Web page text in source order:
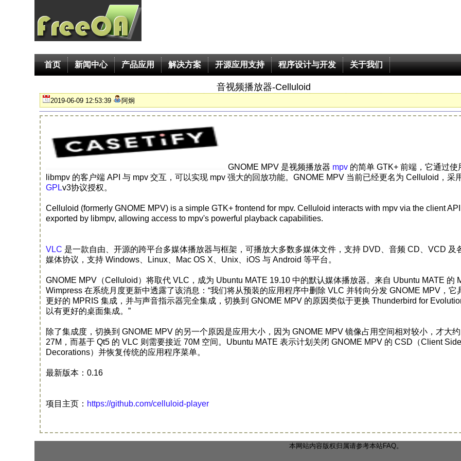
首页 新闻中心 产品应用 解决方案 开源应用支持 程序设计与开发 关于我们
音视频播放器-Celluloid
2019-06-09 12:53:39 阿炯
GNOME MPV 是视频播放器 mpv 的简单 GTK+ 前端，它通过使
libmpv 的客户端 API 与 mpv 交互，可以实现 mpv 强大的回放功能。GNOME MPV 当前已经更名为 Celluloid，采
GPLv3协议授权。
Celluloid (formerly GNOME MPV) is a simple GTK+ frontend for mpv. Celluloid interacts with mpv via the client API
exported by libmpv, allowing access to mpv's powerful playback capabilities.
VLC 是一款自由、开源的跨平台多媒体播放器与框架，可播放大多数多媒体文件，支持 DVD、音频 CD、VCD 及
媒体协议，支持 Windows、Linux、Mac OS X、Unix、iOS 与 Android 等平台。
GNOME MPV（Celluloid）将取代 VLC，成为 Ubuntu MATE 19.10 中的默认媒体播放器。来自 Ubuntu MATE 的
Wimpress 在系统月度更新中透露了该消息：“我们将从预装的应用程序中删除 VLC 并转向分发 GNOME MPV，它
更好的 MPRIS 集成，并与声音指示器完全集成，切换到 GNOME MPV 的原因类似于更换 Thunderbird for
以有更好的桌面集成。”
除了集成度，切换到 GNOME MPV 的另一个原因是应用大小，因为 GNOME MPV 镜像占用空间相对较小，才大约
27M，而基于 Qt5 的 VLC 则需要接近 70M 空间。Ubuntu MATE 表示计划关闭 GNOME MPV 的 CSD（Client
Decorations）并恢复传统的应用程序菜单。
最新版本：0.16
项目主页： https://github.com/celluloid-player
本网站内容版权归属请参考本站FAQ。